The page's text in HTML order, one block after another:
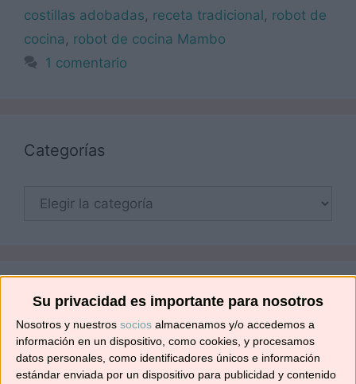
Su privacidad es importante para nosotros
Nosotros y nuestros socios almacenamos y/o accedemos a
información en un dispositivo, como cookies, y procesamos
datos personales, como identificadores únicos e información
estándar enviada por un dispositivo para publicidad y contenido
costillas adobadas, receta tradicional, robot de
cocina , robot de cocina Mambo
1 comentario
Categorías
¡SUSCRÍBETE! 🍳🌟
Suscríbete ahora para recibir todas las recetas
en tu correo.